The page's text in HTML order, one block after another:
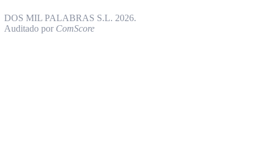
DOS MIL PALABRAS S.L. 2026.
Auditado por ComScore